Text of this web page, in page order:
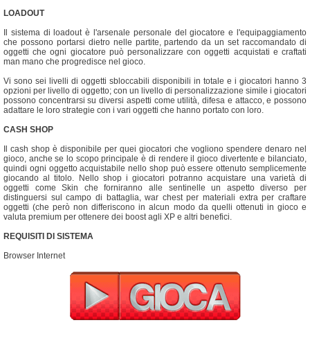
LOADOUT
Il sistema di loadout è l'arsenale personale del giocatore e l'equipaggiamento
che possono portarsi dietro nelle partite, partendo da un set raccomandato di
oggetti che ogni giocatore può personalizzare con oggetti acquistati e craftati
man mano che progredisce nel gioco.
Vi sono sei livelli di oggetti sbloccabili disponibili in totale e i giocatori hanno 3
opzioni per livello di oggetto; con un livello di personalizzazione simile i giocatori
possono concentrarsi su diversi aspetti come utilità, difesa e attacco, e possono
adattare le loro strategie con i vari oggetti che hanno portato con loro.
CASH SHOP
Il cash shop è disponibile per quei giocatori che vogliono spendere denaro nel
gioco, anche se lo scopo principale è di rendere il gioco divertente e bilanciato,
quindi ogni oggetto acquistabile nello shop può essere ottenuto semplicemente
giocando al titolo. Nello shop i giocatori potranno acquistare una varietà di
oggetti come Skin che forniranno alle sentinelle un aspetto diverso per
distinguersi sul campo di battaglia, war chest per materiali extra per craftare
oggetti (che però non differiscono in alcun modo da quelli ottenuti in gioco e
valuta premium per ottenere dei boost agli XP e altri benefici.
REQUISITI DI SISTEMA
Browser Internet